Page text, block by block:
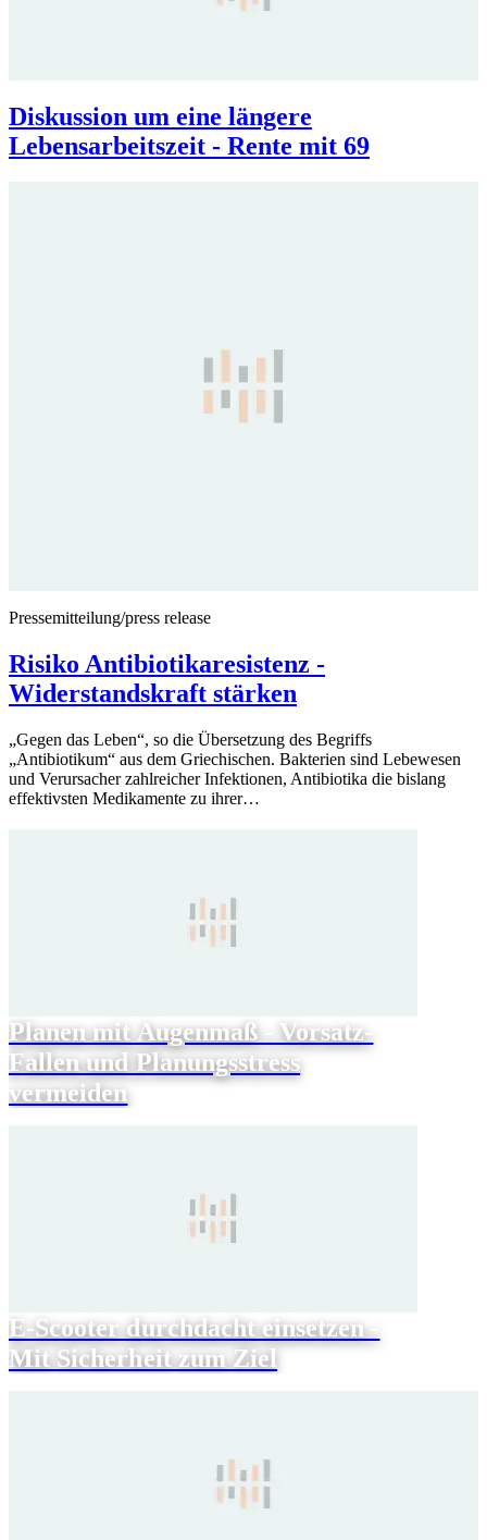
Diskussion um eine längere
Lebensarbeitszeit - Rente mit 69
Pressemitteilung/press release
Risiko Antibiotikaresistenz -
Widerstandskraft stärken
„Gegen das Leben“, so die Übersetzung des Begriffs
„Antibiotikum“ aus dem Griechischen. Bakterien sind Lebewesen
und Verursacher zahlreicher Infektionen, Antibiotika die bislang
effektivsten Medikamente zu ihrer…
Planen mit Augenmaß - Vorsatz-
Fallen und Planungsstress
vermeiden
E-Scooter durchdacht einsetzen -
Mit Sicherheit zum Ziel